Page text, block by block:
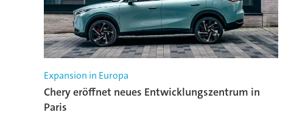
Expansion in Europa
Chery eröffnet neues Entwicklungszentrum in
Paris